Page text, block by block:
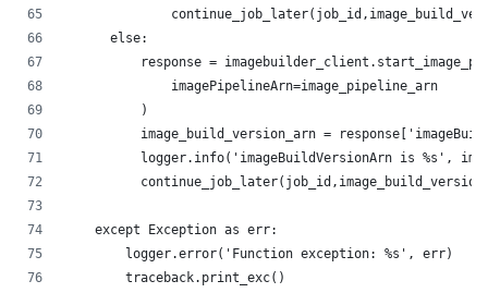
      else:
response =
              imagePipelineArn=image_pipeline_arn
          )
image_build_version_arn =
logger.info('imageBuildVersionArn is %s',
    except Exception as err:
        logger.error('Function exception: %s', err)
        traceback.print_exc()